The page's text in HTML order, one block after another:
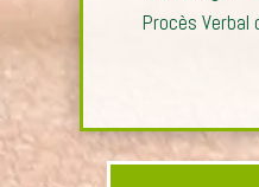
Procès Verbal